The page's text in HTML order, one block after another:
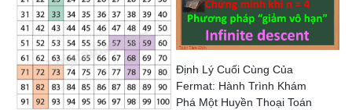
Định Lý Cuối Cùng Của
Fermat: Hành Trình Khám
Phá Một Huyền Thoại Toán